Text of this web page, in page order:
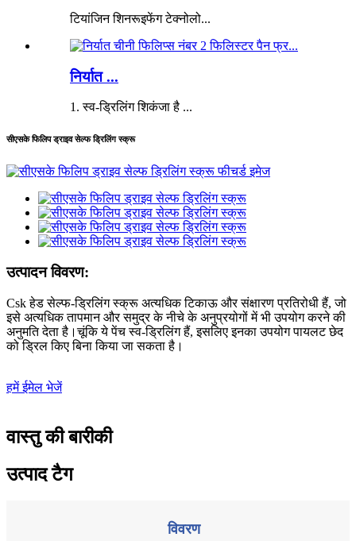
टियांजिन शिनरूइफेंग टेक्नोलो...
निर्यात ...
1. स्व-ड्रिलिंग शिकंजा है ...
सीएसके फिलिप ड्राइव सेल्फ ड्रिलिंग स्क्रू
उत्पादन विवरण:
Csk हेड सेल्फ-ड्रिलिंग स्क्रू अत्यधिक टिकाऊ और संक्षारण प्रतिरोधी हैं, जो
इसे अत्यधिक तापमान और समुद्र के नीचे के अनुप्रयोगों में भी उपयोग करने की
अनुमति देता है।चूंकि ये पेंच स्व-ड्रिलिंग हैं, इसलिए इनका उपयोग पायलट छेद
को ड्रिल किए बिना किया जा सकता है।
हमें ईमेल भेजें
वास्तु की बारीकी
उत्पाद टैग
विवरण